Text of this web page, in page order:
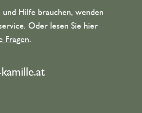
und Hilfe brauchen, wenden
Oder lesen Sie hier
Fragen.